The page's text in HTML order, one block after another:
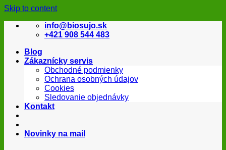
Skip to content
info@biosujo.sk
+421 908 544 483
Blog
Zákaznícky servis
Obchodné podmienky
Ochrana osobných údajov
Cookies
Sledovanie objednávky
Kontakt
Novinky na mail